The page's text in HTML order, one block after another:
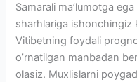
Samarali ma’lumotga
sharhlariga ishonchingiz
Vitibetning foydali
o’rnatilgan manbadan
olasiz. Muxlislarni